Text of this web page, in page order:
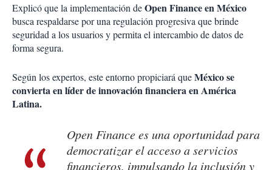
Explicó que la implementación deOpen Finance en México
busca respaldarse por una regulación progresiva que brinde
seguridad a los usuarios y permita el intercambio de datos de
forma segura.
Según los expertos, este entorno propiciará queMéxico se
convierta en líder de innovación financiera en América
Latina.
Open Finance es una oportunidad para
democratizar el acceso a servicios
financieros, impulsando la inclusión y